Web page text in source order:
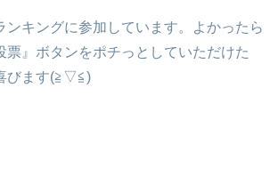
ンキングに参加しています。よかったら
票』ボタンをポチっとしていただけた
びます(≧▽≦)